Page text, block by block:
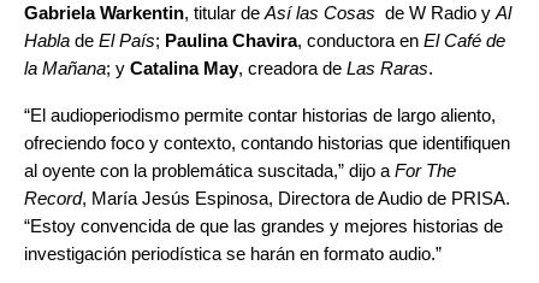
Gabriela Warkentin, titular de Así las Cosas de W Radio y Al
Habla de El País; Paulina Chavira, conductora en El Café de
la Mañana; y Catalina May, creadora de Las Raras.
“El audioperiodismo permite contar historias de largo aliento,
ofreciendo foco y contexto, contando historias que identifiquen
al oyente con la problemática suscitada,” dijo a For The
Record, María Jesús Espinosa, Directora de Audio de PRISA.
“Estoy convencida de que las grandes y mejores historias de
investigación periodística se harán en formato audio.”